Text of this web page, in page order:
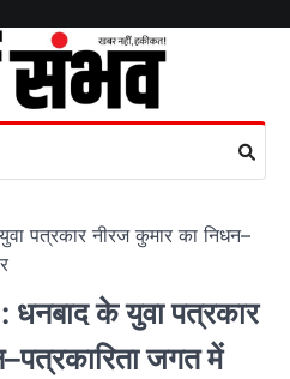
पत्रकार नीरज कुमार का निधन–
के युवा पत्रकार
जगत में